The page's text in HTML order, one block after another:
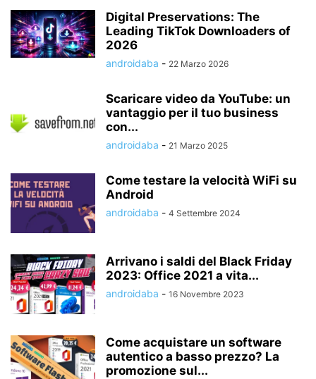
Digital Preservations: The
Leading TikTok Downloaders of
2026
androidaba - 22 Marzo 2026
Scaricare video da YouTube: un
vantaggio per il tuo business
con...
androidaba - 21 Marzo 2025
Come testare la velocità WiFi su
Android
androidaba - 4 Settembre 2024
Arrivano i saldi del Black Friday
2023: Office 2021 a vita...
androidaba - 16 Novembre 2023
Come acquistare un software
autentico a basso prezzo? La
promozione sul...